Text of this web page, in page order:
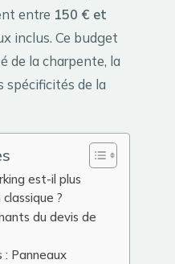
entre 150 € et
inclus. Ce budget
de la charpente, la
spécificités de la
est-il plus
?
du devis de
: Panneaux